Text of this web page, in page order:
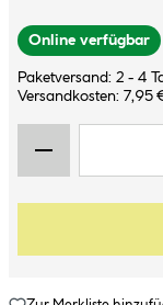
Online verfügbar
Paketversand: 2 - 4
Versandkosten: 7,95